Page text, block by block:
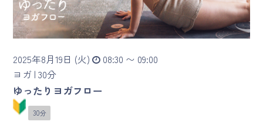
yoggy store
yoggy magazine
yoggy mommy
マイページ
2025年8月19日 (火)
08:30 〜 09:00
ヨガ | 30分
ゆったりヨガフロー
30分